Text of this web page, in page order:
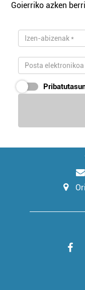
Goierriko azken